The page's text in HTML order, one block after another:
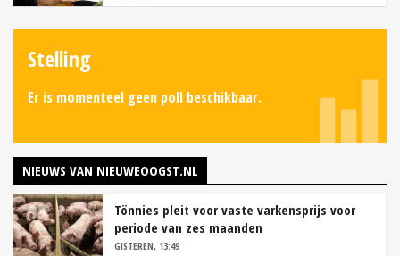
Stelling
Er is momenteel geen poll beschikbaar.
NIEUWS VAN NIEUWEOOGST.NL
Tönnies pleit voor vaste varkensprijs voor
periode van zes maanden
GISTEREN, 13:49